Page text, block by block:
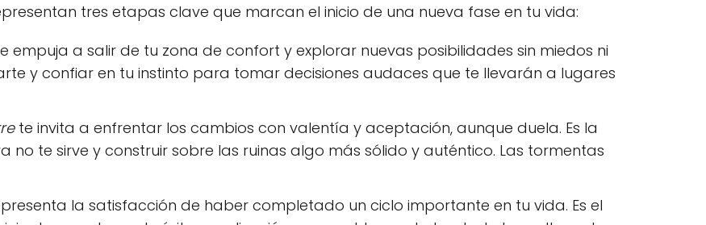
tres etapas clave que marcan el inicio de una nueva fase en tu vida:
empuja a salir de tu zona de confort y explorar nuevas posibilidades sin miedos ni
y confiar en tu instinto para tomar decisiones audaces que te llevarán a lugares
te invita a enfrentar los cambios con valentía y aceptación, aunque duela. Es la
te sirve y construir sobre las ruinas algo más sólido y auténtico. Las tormentas
la satisfacción de haber completado un ciclo importante en tu vida. Es el